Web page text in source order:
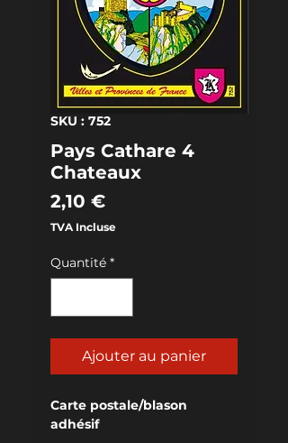
SKU : 752
Pays Cathare 4
Chateaux
2,10 €Prix
TVA Incluse
Quantité *
Ajouter au panier
Carte postale/blason
adhésif